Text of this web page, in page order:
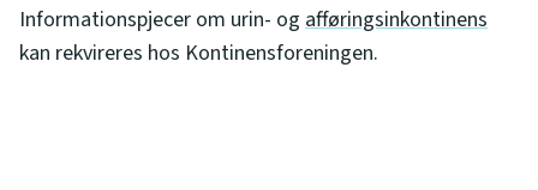
Informationspjecer om urin- og afføringsinkontinens
kan rekvireres hos Kontinensforeningen.